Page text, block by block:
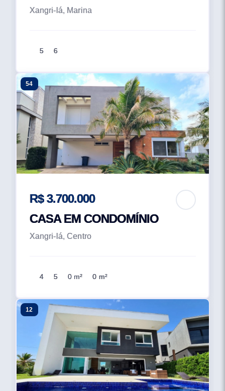
Xangri-lá, Marina
5 6
54
R$ 3.700.000
CASA EM CONDOMÍNIO
Xangri-lá, Centro
4 5 0 m² 0 m²
12